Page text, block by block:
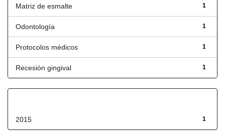
1
Matriz de esmalte
1
Odontología
1
Protocolos médicos
1
Recesión gingival
1
2015